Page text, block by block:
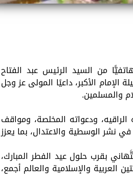
من السيد الرئيس عبد الفتاح
الأكبر، داعيًا المولى عز وجل
والمسلمين.
ودعواته المخلصة، ومواقف
نشر الوسطية والاعتدال، بما يعزز
بقرب حلول عيد الفطر المبارك،
والإسلامية والعالم أجمع،